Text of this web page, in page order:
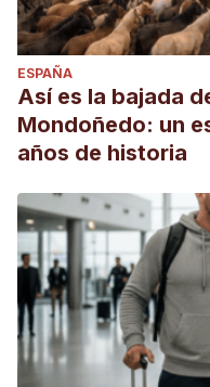
ESPAÑA
Así es la bajada
Mondoñedo: un
años de historia